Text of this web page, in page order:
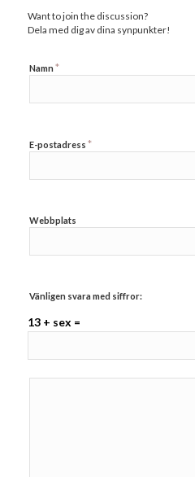
Want to join the discussion?
Dela med dig av dina synpunkter!
Namn *
E-postadress *
Webbplats
Vänligen svara med siffror:
13 + sex =